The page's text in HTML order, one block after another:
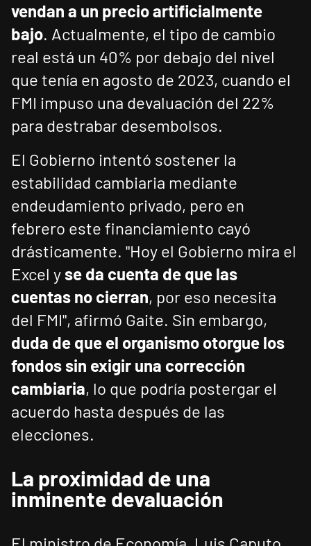
vendan a un precio artificialmente
bajo. Actualmente, el tipo de cambio
real está un 40% por debajo del nivel
que tenía en agosto de 2023, cuando el
FMI impuso una devaluación del 22%
para destrabar desembolsos.
El Gobierno intentó sostener la
estabilidad cambiaria mediante
endeudamiento privado, pero en
febrero este financiamiento cayó
drásticamente. "Hoy el Gobierno mira el
Excel y se da cuenta de que las
cuentas no cierran, por eso necesita
del FMI", afirmó Gaite. Sin embargo,
duda de que el organismo otorgue los
fondos sin exigir una corrección
cambiaria, lo que podría postergar el
acuerdo hasta después de las
elecciones.
La proximidad de una
inminente devaluación